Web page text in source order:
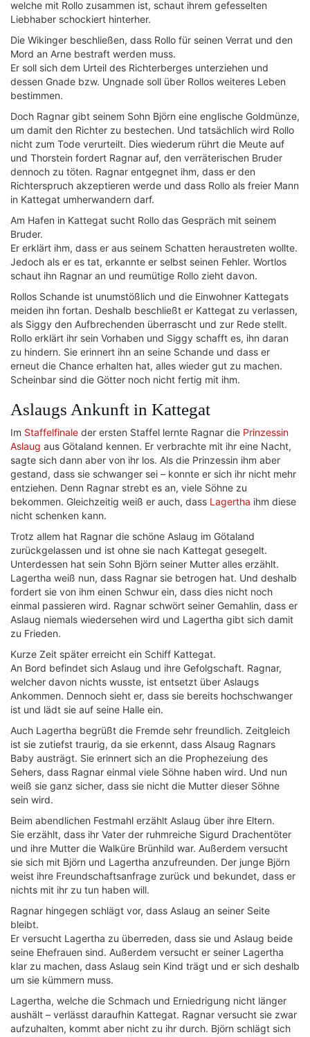
welche mit Rollo zusammen ist, schaut ihrem gefesselten
Liebhaber schockiert hinterher.
Die Wikinger beschließen, dass Rollo für seinen Verrat und den
Mord an Arne bestraft werden muss.
Er soll sich dem Urteil des Richterberges unterziehen und
dessen Gnade bzw. Ungnade soll über Rollos weiteres Leben
bestimmen.
Doch Ragnar gibt seinem Sohn Björn eine englische Goldmünze,
um damit den Richter zu bestechen. Und tatsächlich wird Rollo
nicht zum Tode verurteilt. Dies wiederum rührt die Meute auf
und Thorstein fordert Ragnar auf, den verräterischen Bruder
dennoch zu töten. Ragnar entgegnet ihm, dass er den
Richterspruch akzeptieren werde und dass Rollo als freier Mann
in Kattegat umherwandern darf.
Am Hafen in Kattegat sucht Rollo das Gespräch mit seinem
Bruder.
Er erklärt ihm, dass er aus seinem Schatten heraustreten wollte.
Jedoch als er es tat, erkannte er selbst seinen Fehler. Wortlos
schaut ihn Ragnar an und reumütige Rollo zieht davon.
Rollos Schande ist unumstößlich und die Einwohner Kattegats
meiden ihn fortan. Deshalb beschließt er Kattegat zu verlassen,
als Siggy den Aufbrechenden überrascht und zur Rede stellt.
Rollo erklärt ihr sein Vorhaben und Siggy schafft es, ihn daran
zu hindern. Sie erinnert ihn an seine Schande und dass er
erneut die Chance erhalten hat, alles wieder gut zu machen.
Scheinbar sind die Götter noch nicht fertig mit ihm.
Aslaugs Ankunft in Kattegat
Im Staffelfinale der ersten Staffel lernte Ragnar die Prinzessin
Aslaug aus Götaland kennen. Er verbrachte mit ihr eine Nacht,
sagte sich dann aber von ihr los. Als die Prinzessin ihm aber
gestand, dass sie schwanger sei – konnte er sich ihr nicht mehr
entziehen. Denn Ragnar strebt es an, viele Söhne zu
bekommen. Gleichzeitig weiß er auch, dass Lagertha ihm diese
nicht schenken kann.
Trotz allem hat Ragnar die schöne Aslaug im Götaland
zurückgelassen und ist ohne sie nach Kattegat gesegelt.
Unterdessen hat sein Sohn Björn seiner Mutter alles erzählt.
Lagertha weiß nun, dass Ragnar sie betrogen hat. Und deshalb
fordert sie von ihm einen Schwur ein, dass dies nicht noch
einmal passieren wird. Ragnar schwört seiner Gemahlin, dass er
Aslaug niemals wiedersehen wird und Lagertha gibt sich damit
zu Frieden.
Kurze Zeit später erreicht ein Schiff Kattegat.
An Bord befindet sich Aslaug und ihre Gefolgschaft. Ragnar,
welcher davon nichts wusste, ist entsetzt über Aslaugs
Ankommen. Dennoch sieht er, dass sie bereits hochschwanger
ist und lädt sie auf seine Halle ein.
Auch Lagertha begrüßt die Fremde sehr freundlich. Zeitgleich
ist sie zutiefst traurig, da sie erkennt, dass Alsaug Ragnars
Baby austrägt. Sie erinnert sich an die Prophezeiung des
Sehers, dass Ragnar einmal viele Söhne haben wird. Und nun
weiß sie ganz sicher, dass sie nicht die Mutter dieser Söhne
sein wird.
Beim abendlichen Festmahl erzählt Aslaug über ihre Eltern.
Sie erzählt, dass ihr Vater der ruhmreiche Sigurd Drachentöter
und ihre Mutter die Walküre Brünhild war. Außerdem versucht
sie sich mit Björn und Lagertha anzufreunden. Der junge Björn
weist ihre Freundschaftsanfrage zurück und bekundet, dass er
nichts mit ihr zu tun haben will.
Ragnar hingegen schlägt vor, dass Aslaug an seiner Seite
bleibt.
Er versucht Lagertha zu überreden, dass sie und Aslaug beide
seine Ehefrauen sind. Außerdem versucht er seiner Lagertha
klar zu machen, dass Aslaug sein Kind trägt und er sich deshalb
um sie kümmern muss.
Lagertha, welche die Schmach und Erniedrigung nicht länger
aushält – verlässt daraufhin Kattegat. Ragnar versucht sie zwar
aufzuhalten, kommt aber nicht zu ihr durch. Björn schlägt sich